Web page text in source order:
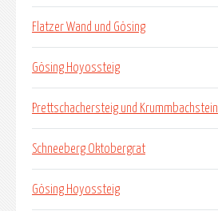
Flatzer Wand und Gösing
Gösing Hoyossteig
Prettschachersteig und Krummbachstein
Schneeberg Oktobergrat
Gösing Hoyossteig